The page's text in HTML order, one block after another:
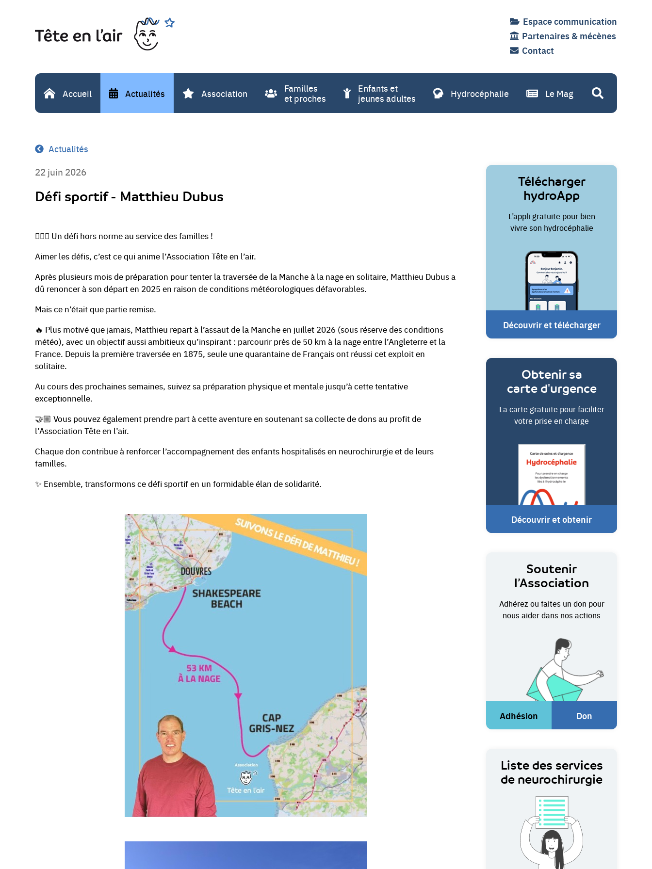
contenu
Espace communication
Partenaires & mécènes
Contact
Accueil Actualités Association
Familles
et proches
Enfants et
jeunes adultes
Hydrocéphalie Le Mag Recherche
Actualités
22 juin 2026
Défi sportif - Matthieu Dubus
🏊🏻💙 Un défi hors norme au service des familles !
Aimer les défis, c’est ce qui anime l’Association Tête en l’air.
Après plusieurs mois de préparation pour tenter la traversée de la Manche à la nage en solitaire, Matthieu Dubus a
dû renoncer à son départ en 2025 en raison de conditions météorologiques défavorables.
Mais ce n’était que partie remise.
🔥 Plus motivé que jamais, Matthieu repart à l’assaut de la Manche en juillet 2026 (sous réserve des conditions
météo), avec un objectif aussi ambitieux qu’inspirant : parcourir près de 50 km à la nage entre l’Angleterre et la
France. Depuis la première traversée en 1875, seule une quarantaine de Français ont réussi cet exploit en
solitaire.
Au cours des prochaines semaines, suivez sa préparation physique et mentale jusqu’à cette tentative
exceptionnelle.
🤝🏼 Vous pouvez également prendre part à cette aventure en soutenant sa collecte de dons au profit de
l’Association Tête en l’air.
Chaque don contribue à renforcer l’accompagnement des enfants hospitalisés en neurochirurgie et de leurs
familles.
✨ Ensemble, transformons ce défi sportif en un formidable élan de solidarité.
Liens
Télécharger
hydroApp
L’appli gratuite pour bien
vivre son hydrocéphalie
Découvrir et télécharger
Obtenir sa
carte d'urgence
La carte gratuite pour faciliter
votre prise en charge
Découvrir et obtenir
Soutenir
l’Association
Adhérez ou faites un don pour
nous aider dans nos actions
Adhésion
(Lien
externe)
Don
(Lien
externe)
Liste des services
de neurochirurgie